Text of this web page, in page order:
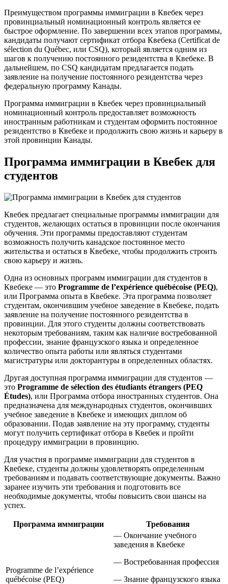
Преимуществом программы иммиграции в Квебек через
провинциальный номинационный контроль является ее
быстрое оформление. По завершении всех этапов программы,
кандидаты получают сертификат отбора Квебека (Certificat de
sélection du Québec, или CSQ), который является одним из
шагов к получению постоянного резидентства в Квебеке. В
дальнейшем, по CSQ кандидатам предлагается подать
заявление на получение постоянного резидентства через
федеральную программу Канады.
Программа иммиграции в Квебек через провинциальный
номинационный контроль предоставляет возможность
иностранным работникам и студентам оформить постоянное
резидентство в Квебеке и продолжить свою жизнь и карьеру в
этой провинции Канады.
Программа иммиграции в Квебек для
студентов
Квебек предлагает специальные программы иммиграции для
студентов, желающих остаться в провинции после окончания
обучения. Эти программы предоставляют студентам
возможность получить канадское постоянное место
жительства и остаться в Квебеке, чтобы продолжить строить
свою карьеру и жизнь.
Одна из основных программ иммиграции для студентов в
Квебеке — это Programme de l’expérience québécoise (PEQ),
или Программа опыта в Квебеке. Эта программа позволяет
студентам, окончившим учебное заведение в Квебеке, подать
заявление на получение постоянного резидентства в
провинции. Для этого студенты должны соответствовать
некоторым требованиям, таким как наличие востребованной
профессии, знание французского языка и определенное
количество опыта работы или являться студентами
магистратуры или докторантуры в определенных областях.
Другая доступная программа иммиграции для студентов —
это Programme de sélection des étudiants étrangers (PEQ
Études), или Программа отбора иностранных студентов. Она
предназначена для международных студентов, окончивших
учебное заведение в Квебеке и имеющих диплом об
образовании. Подав заявление на эту программу, студенты
могут получить сертификат отбора в Квебек и пройти
процедуру иммиграции в провинцию.
Для участия в программе иммиграции для студентов в
Квебеке, студенты должны удовлетворять определенным
требованиям и подавать соответствующие документы. Важно
заранее изучить эти требования и подготовить все
необходимые документы, чтобы повысить свои шансы на
успех.
Программа иммиграции Требования
Programme de l’expérience
québécoise (PEQ)
— Окончание учебного
заведения в Квебеке
— Востребованная профессия
— Знание французского языка